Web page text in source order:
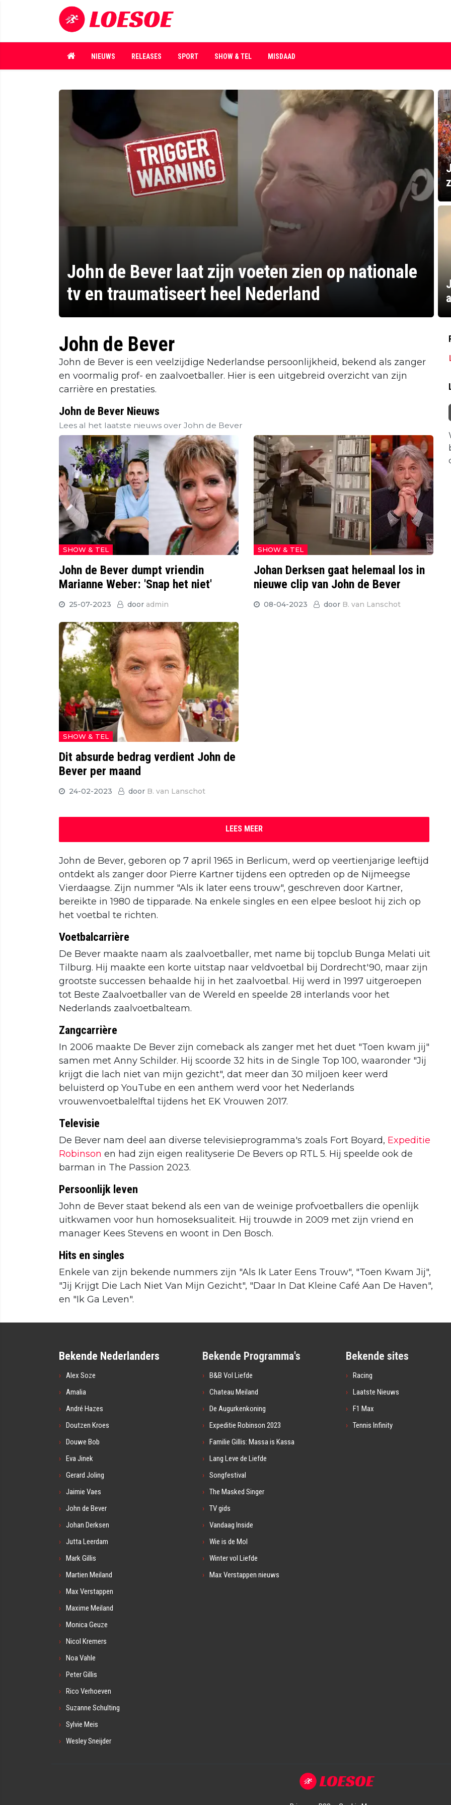
NIEUWS RELEASES SPORT SHOW & TEL MISDAAD
John de Bever laat zijn voeten zien op nationale
tv en traumatiseert heel Nederland
John de Bever
John de Bever is een veelzijdige Nederlandse persoonlijkheid, bekend als zanger
en voormalig prof- en zaalvoetballer. Hier is een uitgebreid overzicht van zijn
carrière en prestaties.
John de Bever Nieuws
Lees al het laatste nieuws over John de Bever
SHOW & TEL
John de Bever dumpt vriendin
Marianne Weber: 'Snap het niet'
25-07-2023 door admin
SHOW & TEL
Johan Derksen gaat helemaal los in
nieuwe clip van John de Bever
08-04-2023 door B. van Lanschot
SHOW & TEL
Dit absurde bedrag verdient John de
Bever per maand
24-02-2023 door B. van Lanschot
LEES MEER
John de Bever, geboren op 7 april 1965 in Berlicum, werd op veertienjarige leeftijd
ontdekt als zanger door Pierre Kartner tijdens een optreden op de Nijmeegse
Vierdaagse. Zijn nummer "Als ik later eens trouw", geschreven door Kartner,
bereikte in 1980 de tipparade. Na enkele singles en een elpee besloot hij zich op
het voetbal te richten.
Voetbalcarrière
De Bever maakte naam als zaalvoetballer, met name bij topclub Bunga Melati uit
Tilburg. Hij maakte een korte uitstap naar veldvoetbal bij Dordrecht'90, maar zijn
grootste successen behaalde hij in het zaalvoetbal. Hij werd in 1997 uitgeroepen
tot Beste Zaalvoetballer van de Wereld en speelde 28 interlands voor het
Nederlands zaalvoetbalteam.
Zangcarrière
In 2006 maakte De Bever zijn comeback als zanger met het duet "Toen kwam jij"
samen met Anny Schilder. Hij scoorde 32 hits in de Single Top 100, waaronder "Jij
krijgt die lach niet van mijn gezicht", dat meer dan 30 miljoen keer werd
beluisterd op YouTube en een anthem werd voor het Nederlands
vrouwenvoetbalelftal tijdens het EK Vrouwen 2017.
Televisie
De Bever nam deel aan diverse televisieprogramma's zoals Fort Boyard, Expeditie
Robinson en had zijn eigen realityserie De Bevers op RTL 5. Hij speelde ook de
barman in The Passion 2023.
Persoonlijk leven
John de Bever staat bekend als een van de weinige profvoetballers die openlijk
uitkwamen voor hun homoseksualiteit. Hij trouwde in 2009 met zijn vriend en
manager Kees Stevens en woont in Den Bosch.
Hits en singles
Enkele van zijn bekende nummers zijn "Als Ik Later Eens Trouw", "Toen Kwam Jij",
"Jij Krijgt Die Lach Niet Van Mijn Gezicht", "Daar In Dat Kleine Café Aan De Haven",
en "Ik Ga Leven".
Bekende Nederlanders
Alex Soze
Amalia
André Hazes
Doutzen Kroes
Douwe Bob
Eva Jinek
Gerard Joling
Jaimie Vaes
John de Bever
Johan Derksen
Jutta Leerdam
Mark Gillis
Martien Meiland
Max Verstappen
Maxime Meiland
Monica Geuze
Nicol Kremers
Noa Vahle
Peter Gillis
Rico Verhoeven
Suzanne Schulting
Sylvie Meis
Wesley Sneijder
Bekende Programma's
B&B Vol Liefde
Chateau Meiland
De Augurkenkoning
Expeditie Robinson 2023
Familie Gillis: Massa is Kassa
Lang Leve de Liefde
Songfestival
The Masked Singer
TV gids
Vandaag Inside
Wie is de Mol
Winter vol Liefde
Max Verstappen nieuws
Bekende sites
Racing
Laatste Nieuws
F1 Max
Tennis Infinity